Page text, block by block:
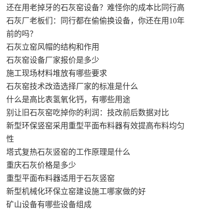
还在用老掉牙的石灰窑设备？难怪你的成本比同行高
石灰厂老板们：同行都在偷偷换设备，你还在用10年
前的吗？
石灰立窑风帽的结构和作用
石灰窑设备厂家报价是多少
施工现场材料堆放有哪些要求
石灰窑技术改造选择厂家的标准是什么
什么是高比表氢氧化钙，有哪些用途
别让旧石灰窑吃掉你的利润：技改前后数据对比
新型环保竖窑采用重型平面布料器有效提高布料均匀
性
塔式复热石灰竖窑的工作原理是什么
重庆石灰价格是多少
重型平面布料器适用于石灰竖窑
新型机械化环保立窑建设施工哪家做的好
矿山设备有哪些设备组成